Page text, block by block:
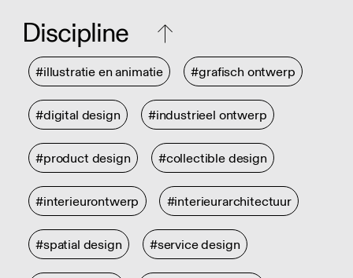
Discipline
#illustratie en animatie #grafisch ontwerp
#digital design #industrieel ontwerp
#product design #collectible design
#interieurontwerp #interieurarchitectuur
#spatial design #service design